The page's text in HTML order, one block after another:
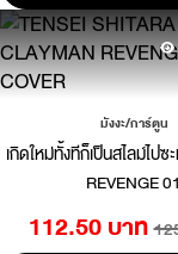
มังงะ/การ์ตูน
เกิดใหม่ทั้งทีก็เป็นสไลม์ไปซ
REVENGE 01
112.50 บาท